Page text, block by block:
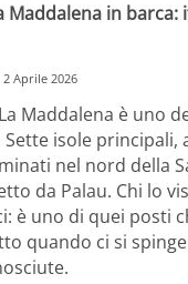
Maddalena in
2 Aprile 2026
Maddalena è uno
Sette isole principali,
nel nord della
da Palau. Chi lo
è uno di quei posti
quando ci si